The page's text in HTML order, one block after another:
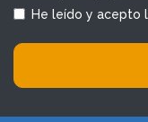
He leído y acepto